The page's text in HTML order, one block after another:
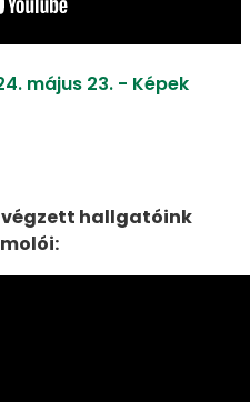
május 23. - Képek
hallgatóink